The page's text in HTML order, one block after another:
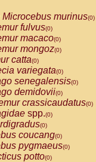
Microcebus murinus(0)
fulvus(0)
macaco(0)
mongoz(0)
catta(0)
variegata(0)
senegalensis(0)
demidovii(0)
crassicaudatus(0)
spp.(0)
(0)
coucang(0)
pygmaeus(0)
potto(0)